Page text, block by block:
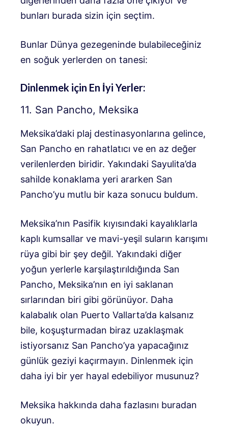
bunları burada sizin için seçtim.
Bunlar Dünya gezegeninde bulabileceğiniz
en soğuk yerlerden on tanesi:
Dinlenmek için En İyi Yerler:
11. San Pancho, Meksika
Meksika’daki plaj destinasyonlarına gelince,
San Pancho en rahatlatıcı ve en az değer
verilenlerden biridir. Yakındaki Sayulita’da
sahilde konaklama yeri ararken San
Pancho’yu mutlu bir kaza sonucu buldum.
Meksika’nın Pasifik kıyısındaki kayalıklarla
kaplı kumsallar ve mavi-yeşil suların karışımı
rüya gibi bir şey değil. Yakındaki diğer
yoğun yerlerle karşılaştırıldığında San
Pancho, Meksika’nın en iyi saklanan
sırlarından biri gibi görünüyor. Daha
kalabalık olan Puerto Vallarta’da kalsanız
bile, koşuşturmadan biraz uzaklaşmak
istiyorsanız San Pancho’ya yapacağınız
günlük geziyi kaçırmayın. Dinlenmek için
daha iyi bir yer hayal edebiliyor musunuz?
Meksika hakkında daha fazlasını buradan
okuyun.